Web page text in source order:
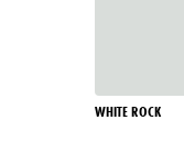
WHITE ROCK